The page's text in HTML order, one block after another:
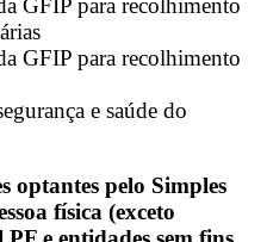
GFIP para recolhimento
GFIP para recolhimento
e saúde do
optantes pelo Simples
física (exceto